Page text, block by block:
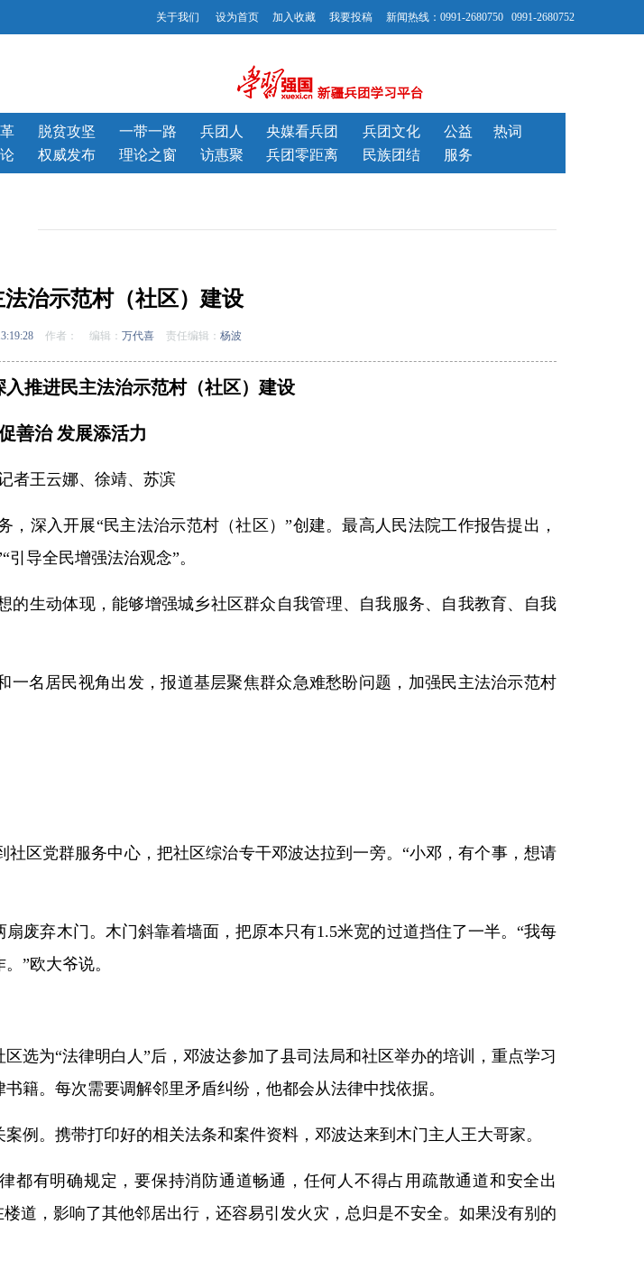
关于我们 设为首页 加入收藏 我要投稿 新闻热线：0991-2680750 0991-2680752
脱贫攻坚
权威发布
一带一路 兵团人
央媒看兵团
理论之窗
访惠聚 兵团零距离
兵团文化 公益
热词
民族团结
服务
治示范村（社区）建设
作者： 编辑： 万代喜 责任编辑： 杨波
入推进民主法治示范村（社区）建设
善治 发展添活力
者王云娜、徐靖、苏滨
深入开展“民主法治示范村（社区）”创建。最高人民法院工作报告提出，
导全民增强法治观念”。
生动体现，能够增强城乡社区群众自我管理、自我服务、自我教育、自我
一名居民视角出发，报道基层聚焦群众急难愁盼问题，加强民主法治示范村
区党群服务中心，把社区综治专干邓波达拉到一旁。“小邓，有个事，想请
废弃木门。木门斜靠着墙面，把原本只有1.5米宽的过道挡住了一半。“我每
”欧大爷说。
选为“法律明白人”后，邓波达参加了县司法局和社区举办的培训，重点学习
籍。每次需要调解邻里矛盾纠纷，他都会从法律中找依据。
例。携带打印好的相关法条和案件资料，邓波达来到木门主人王大哥家。
都有明确规定，要保持消防通道畅通，任何人不得占用疏散通道和安全出
道，影响了其他邻居出行，还容易引发火灾，总归是不安全。如果没有别的